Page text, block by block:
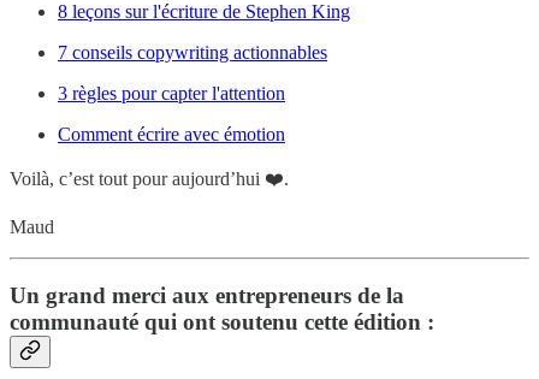
8 leçons sur l'écriture de Stephen King
7 conseils copywriting actionnables
3 règles pour capter l'attention
Comment écrire avec émotion
Voilà, c’est tout pour aujourd’hui ❤️.
Maud
Un grand merci aux entrepreneurs de la
communauté qui ont soutenu cette édition :